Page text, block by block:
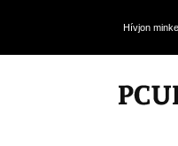
Hívjon